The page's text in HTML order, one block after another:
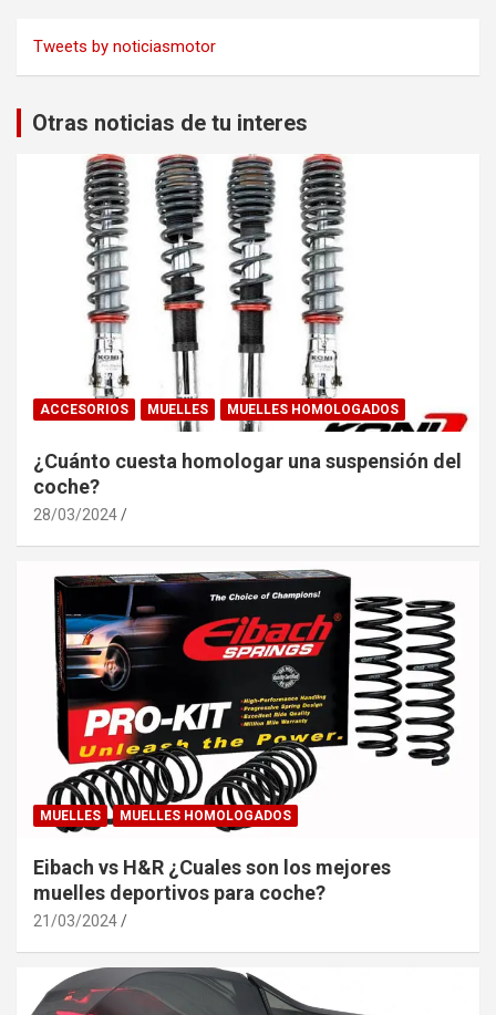
Tweets by noticiasmotor
Otras noticias de tu interes
ACCESORIOS MUELLES MUELLES HOMOLOGADOS
¿Cuánto cuesta homologar una suspensión del
coche?
28/03/2024
MUELLES MUELLES HOMOLOGADOS
Eibach vs H&R ¿Cuales son los mejores
muelles deportivos para coche?
21/03/2024